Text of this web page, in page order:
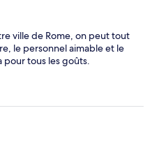
ville de Rome, on peut tout
le personnel aimable et le
tous les goûts.